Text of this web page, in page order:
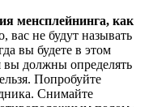
менсплейнинга, как
вас не будут называть
вы будете в этом
вы должны определять
Попробуйте
Снимайте